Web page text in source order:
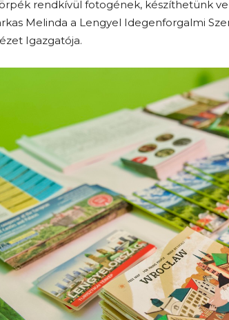
rendkívül fotogének, készíthetünk
Melinda a Lengyel Idegenforgalmi
Igazgatója.